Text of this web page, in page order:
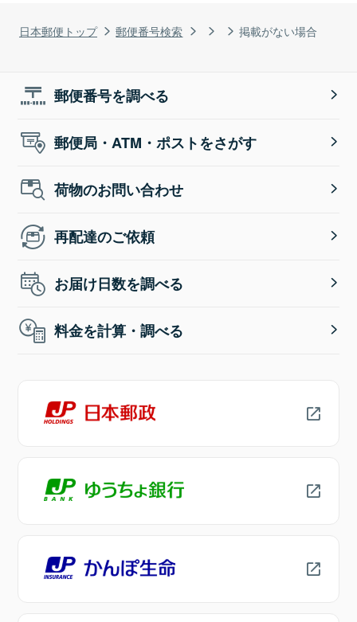
日本郵便トップ 郵便番号検索 掲載がない場合
郵便番号を調べる
郵便局・ATM・ポストをさがす
荷物のお問い合わせ
再配達のご依頼
お届け日数を調べる
料金を計算・調べる